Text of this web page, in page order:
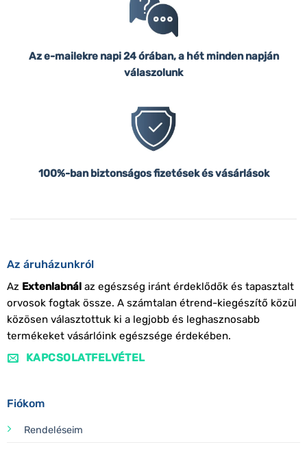
Az e-mailekre napi 24 órában, a hét minden napján
válaszolunk
100%-ban biztonságos fizetések és vásárlások
Az áruházunkról
Az Extenlabnálaz egészség iránt érdeklődők és tapasztalt
orvosok fogtak össze. A számtalan étrend-kiegészítő közül
közösen választottuk ki a legjobb és leghasznosabb
termékeket vásárlóink egészsége érdekében.
KAPCSOLATFELVÉTEL
Fiókom
Rendeléseim